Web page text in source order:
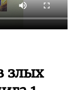
злых